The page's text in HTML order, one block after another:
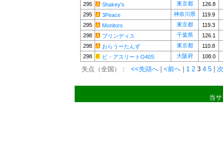
295
Shakey's 東京都
126.8
295
3Peace 神奈川県
119.9
295
Monitors 東京都
119.3
298
ブリンディス 千葉県
126.1
298
おらうーたんず 東京都
110.8
298
ビ・アスリートO40S 大阪府 108.0
失点（全国）： <<先頭へ <前へ 1 2 3 4 5
当